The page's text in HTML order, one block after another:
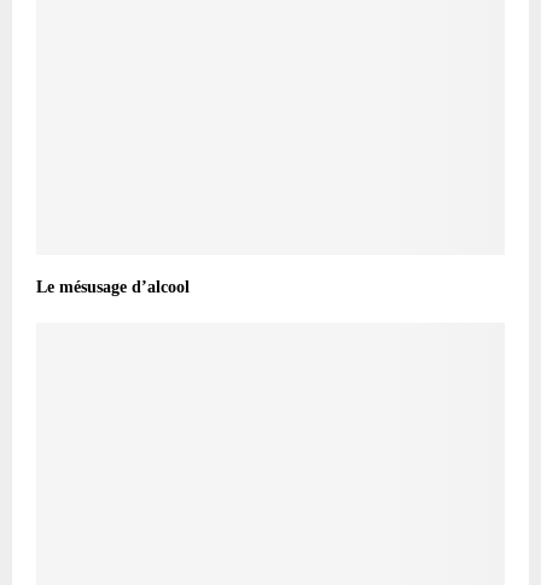
Le mésusage d’alcool